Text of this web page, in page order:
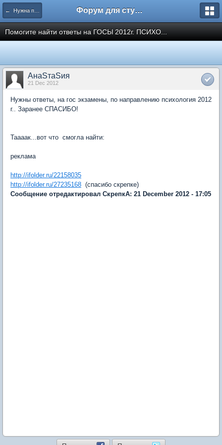
← Нужна помощь Форум для студента СГА
Помогите найти ответы на ГОСЫ 2012г. ПСИХО...
АнаSтаSия
21 Dec 2012
Нужны ответы, на гос экзамены, по направлению психология 2012
г.. Заранее СПАСИБО!
Таааак...вот что смогла найти:
реклама
http://ifolder.ru/22158035
http://ifolder.ru/27235168 (спасибо скрепке)
Сообщение отредактировал СкрепкА: 21 December 2012 - 17:05